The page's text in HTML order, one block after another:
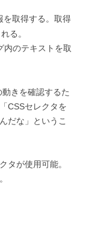
を取得する。取得
る。
内のテキストを取
きを確認するた
CSSセレクタを
だな」というこ
タが使用可能。